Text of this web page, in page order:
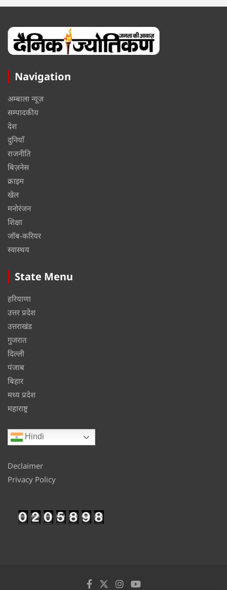
Navigation
अम्बाला न्यूज़
सम्पादकीय
देश
दुनियाँ
राजनीति
बिज़नेस
क्राइम
खेल
मनोरंजन
शिक्षा
जॉब-करियर
स्वास्थय
State Menu
हरियाणा
उत्तर प्रदेश
उत्तराखंड
गुजरात
दिल्ली
पंजाब
बिहार
मध्य प्रदेश
महाराष्ट्र
Hindi
Declaimer
Privacy Policy